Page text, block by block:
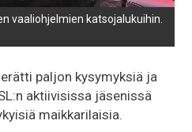
vaaliohjelmien katsojalukuihin.
paljon kysymyksiä ja
aktiivisissa jäsenissä
maikkarilaisia.